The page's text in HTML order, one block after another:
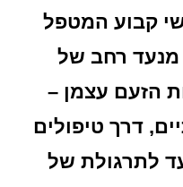
קבוע המטפל
מנעד רחב של
הזעם עצמן –
דרך טיפולים
לתרגולת של